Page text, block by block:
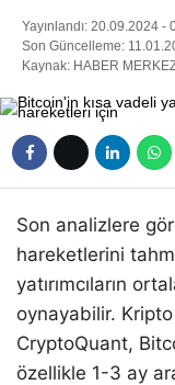
Yayınlandı: 20.09.2024 -
Son Güncelleme:
Kaynak: HABER
Son analizlere
hareketlerini
yatırımcıların
oynayabilir.
CryptoQuant,
özellikle 1-3 ay